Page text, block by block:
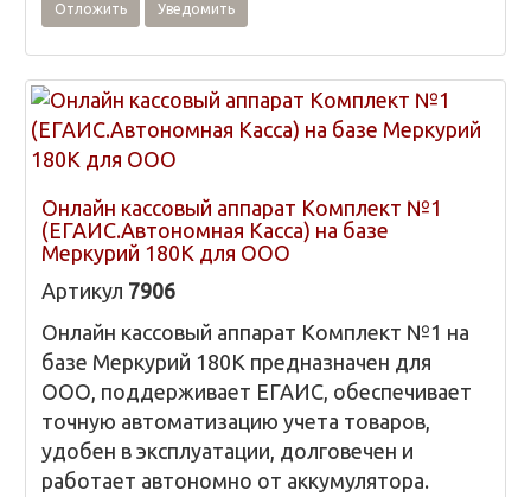
Отложить Уведомить
Онлайн кассовый аппарат Комплект №1
(ЕГАИС.Автономная Касса) на базе
Меркурий 180К для ООО
Артикул 7906
Онлайн кассовый аппарат Комплект №1 на
базе Меркурий 180К предназначен для
ООО, поддерживает ЕГАИС, обеспечивает
точную автоматизацию учета товаров,
удобен в эксплуатации, долговечен и
работает автономно от аккумулятора.